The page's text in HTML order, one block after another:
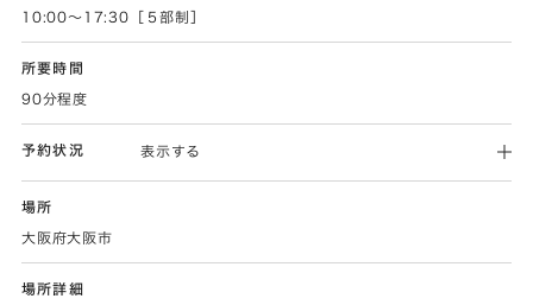
10:00～17:30［５部制］
所要時間
90分程度
予約状況 表示する
場所
大阪府大阪市
場所詳細